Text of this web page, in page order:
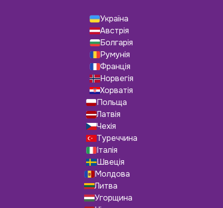
Україна
Австрія
Болгарія
Румунія
Франція
Норвегія
Хорватія
Польща
Латвія
Чехія
Туреччина
Італія
Швеція
Молдова
Литва
Угорщина